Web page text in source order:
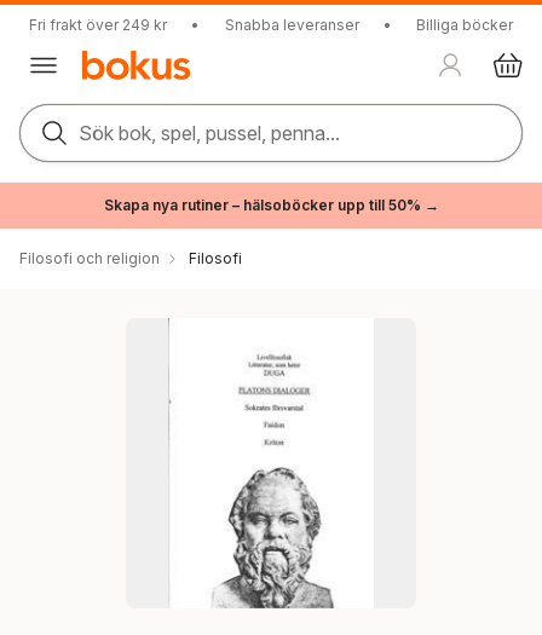
Fri frakt över 249 kr • Snabba leveranser • Billiga böcker
Sök bok, spel, pussel, penna...
Skapa nya rutiner – hälsoböcker upp till 50% →
Filosofi och religion Filosofi